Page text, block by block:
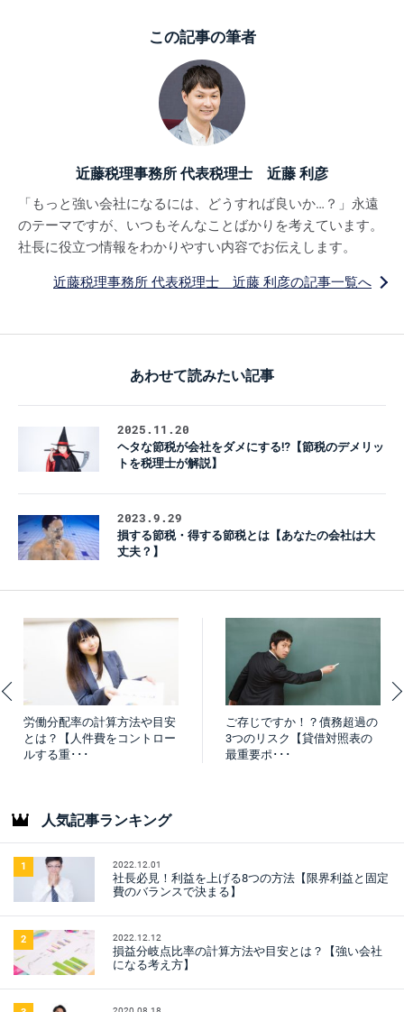
この記事の筆者
近藤税理事務所 代表税理士 近藤 利彦
「もっと強い会社になるには、どうすれば良いか…？」永遠
のテーマですが、いつもそんなことばかりを考えています。
社長に役立つ情報をわかりやすい内容でお伝えします。
近藤税理事務所 代表税理士 近藤 利彦の記事一覧へ
あわせて読みたい記事
2025.11.20
ヘタな節税が会社をダメにする⁉【節税のデメリッ
トを税理士が解説】
2023.9.29
損する節税・得する節税とは【あなたの会社は大
丈夫？】
労働分配率の計算方法や目安
とは？【人件費をコントロー
ルする重･･･
ご存じですか！？債務超過の
3つのリスク【貸借対照表の
最重要ポ･･･
人気記事ランキング
1 2022.12.01
社長必見！利益を上げる8つの方法【限界利益と固定
費のバランスで決まる】
2 2022.12.12
損益分岐点比率の計算方法や目安とは？【強い会社
になる考え方】